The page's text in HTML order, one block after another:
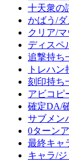
十天衆の
かばう/
クリア/
ディスペ
追撃持ち
トレハン
刻印持ち
アビコピ
確定DA/
サブメン
0ターン
最終キャ
キャラ/